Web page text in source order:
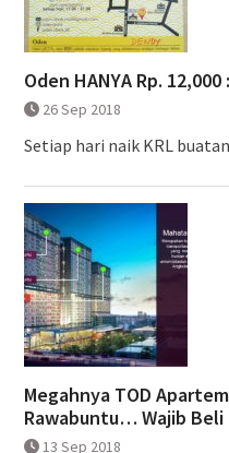
Oden HANYA Rp.
26 Sep 2018
Setiap hari naik KRL
Megahnya TOD
Rawabuntu… Wajib Beli
13 Sep 2018